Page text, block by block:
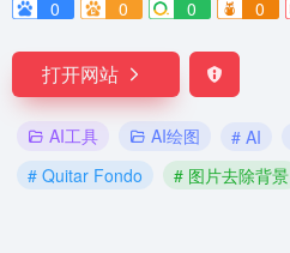
0
0 0 0
打开网站
AI工具 AI绘图 # AI
# Quitar Fondo
# 图片去除背景